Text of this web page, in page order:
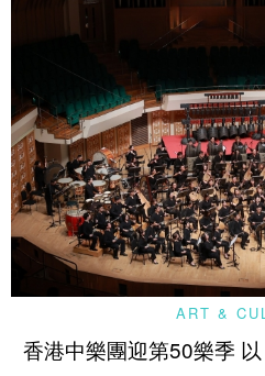
ART &
香港中樂團迎第50樂季